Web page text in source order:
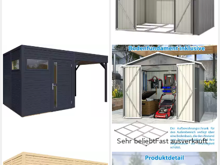
BERTILO
Sehr beliebtFast ausverkauft
THANADDO